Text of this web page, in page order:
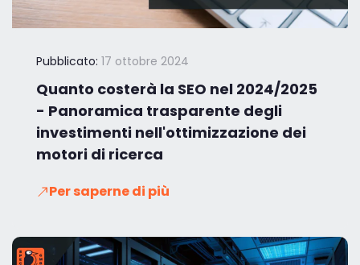
Pubblicato: 17 ottobre 2024
Quanto costerà la SEO nel 2024/2025
- Panoramica trasparente degli
investimenti nell'ottimizzazione dei
motori di ricerca
Per saperne di più